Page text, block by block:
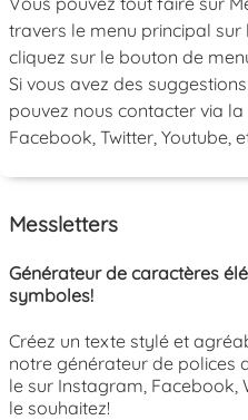
travers le menu principal sur
cliquez sur le bouton de
Si vous avez des
pouvez nous contacter via
Facebook, Twitter, Youtube,
Messletters
Générateur de caractères
symboles!
Créez un texte stylé et
notre générateur de polices
le sur Instagram,
le souhaitez!